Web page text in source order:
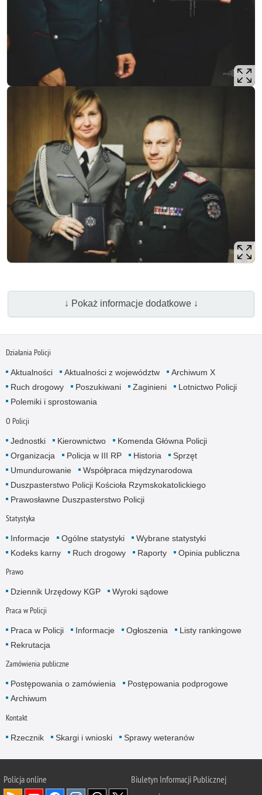
↓ Pokaż informacje dodatkowe ↓
Działania Policji
Aktualności Aktualności z województw
Archiwum X
Ruch drogowy
Poszukiwani Zaginieni
Lotnictwo Policji
Polemiki i sprostowania
O Policji
Jednostki Kierownictwo
Komenda Główna Policji
Organizacja
Policja w III RP Historia
Sprzęt
Umundurowanie
Współpraca międzynarodowa
Duszpasterstwo Policji Kościoła Rzymskokatolickiego
Prawosławne Duszpasterstwo Policji
Statystyka
Informacje Ogólne statystyki
Wybrane statystyki
Kodeks karny
Ruch drogowy Raporty Opinia publiczna
Prawo
Dziennik Urzędowy KGP Wyroki sądowe
Praca w Policji
Praca w Policji Informacje Ogłoszenia
Listy rankingowe
Rekrutacja
Zamówienia publiczne
Postępowania o zamówienia
Postępowania podprogowe
Archiwum
Kontakt
Rzecznik Skargi i wnioski Sprawy weteranów
Policjaonline
Biuletyn Informacji Publicznej